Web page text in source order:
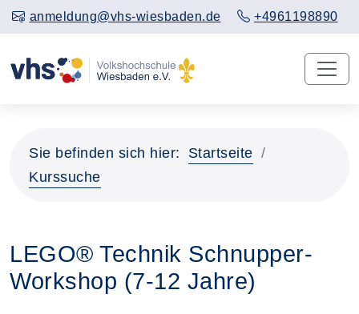
anmeldung@vhs-wiesbaden.de +4961198890
Sie befinden sich hier:
Startseite
Kurssuche
LEGO® Technik Schnupper-
Workshop (7-12 Jahre)